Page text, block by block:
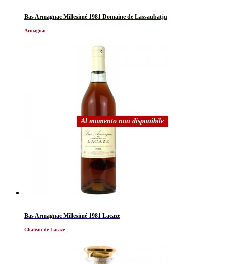
Bas Armagnac Millesimé 1981 Domaine de Lassaubatju
Armagnac
Al momento non disponibile
Bas Armagnac Millesimé 1981 Lacaze
Chateau de Lacaze